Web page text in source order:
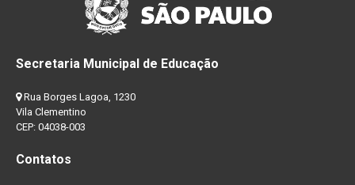
Secretaria Municipal de Educação
Rua Borges Lagoa, 1230
Vila Clementino
CEP: 04038-003
Contatos